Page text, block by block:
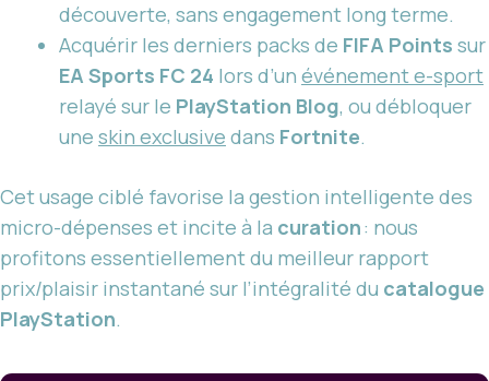
découverte, sans engagement long terme.
Acquérir les derniers packs de FIFA Points sur
EA Sports FC 24 lors d’un événement e-sport
relayé sur le PlayStation Blog, ou débloquer
une skin exclusive dans Fortnite.
Cet usage ciblé favorise la gestion intelligente des
micro-dépenses et incite à la curation: nous
profitons essentiellement du meilleur rapport
prix/plaisir instantané sur l’intégralité du catalogue
PlayStation.